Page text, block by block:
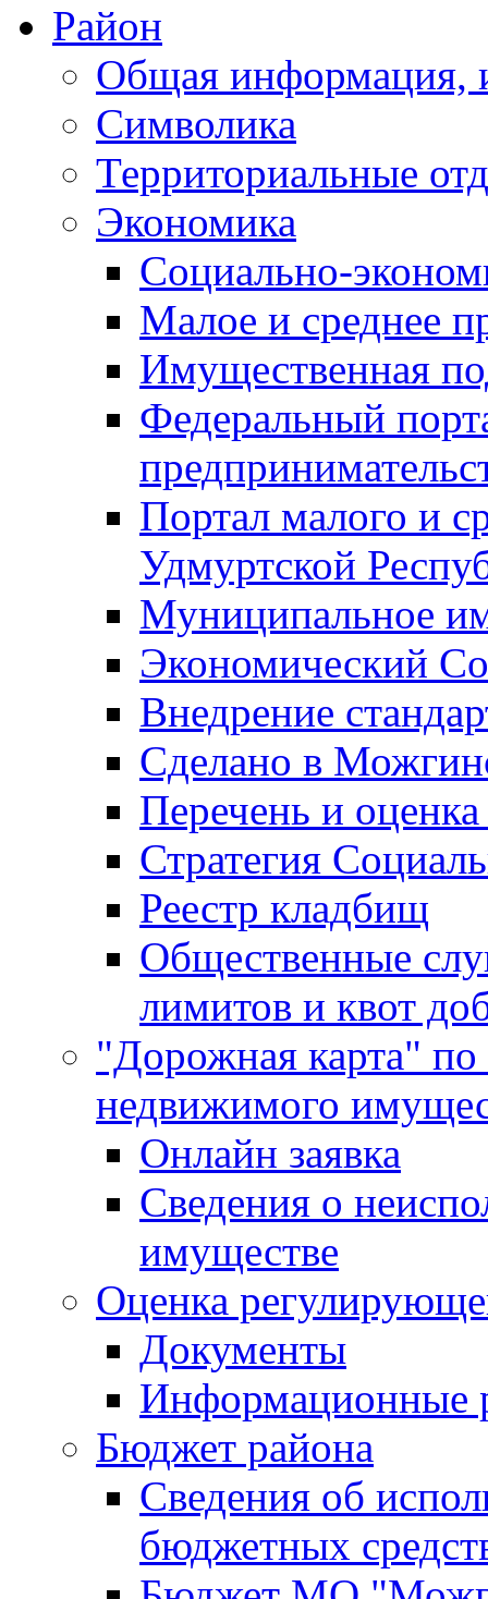
Район
Общая информация,
Символика
Территориальные
Экономика
Социально-
Малое и среднее
Имущественная
Федеральный
Портал малого и
Удмуртской
Муниципальное
Экономический
Внедрение
Сделано в
Перечень и
Стратегия
Реестр кладбищ
Общественные
лимитов и квот
"Дорожная карта"
недвижимого
Онлайн заявка
Сведения о
имуществе
Оценка
Документы
Информационные
Бюджет района
Сведения об
бюджетных